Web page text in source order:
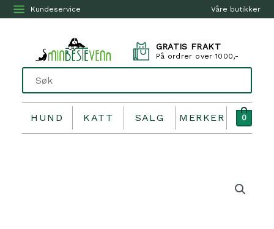
Våre butikker
Kundeservice
GRATIS FRAKT
På ordrer over 1000,-
HUND KATT SALG MERKER 0